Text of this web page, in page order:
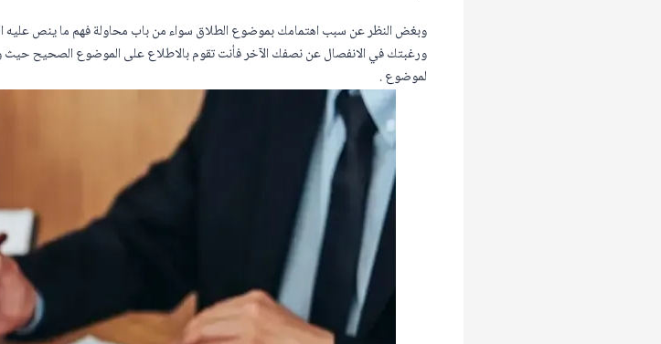
وبغض النظر عن سبب اهتمامك بموضوع الطلاق سواء من باب محاولة فهم ما ينص عليه
ورغبتك في الانفصال عن نصفك الآخر فأنت تقوم بالاطلاع على الموضوع الصحيح
لموضوع .